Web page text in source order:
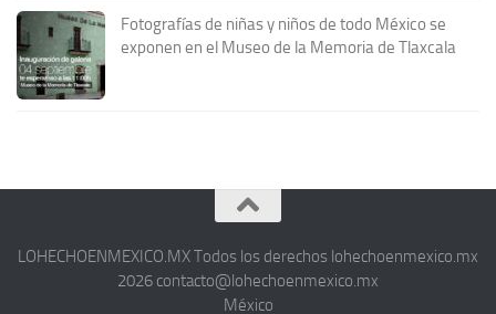
Fotografías de niñas y niños de todo México se
exponen en el Museo de la Memoria de Tlaxcala
LOHECHOENMEXICO.MX Todos los derechos lohechoenmexico.mx
2026 contacto@lohechoenmexico.mx
México